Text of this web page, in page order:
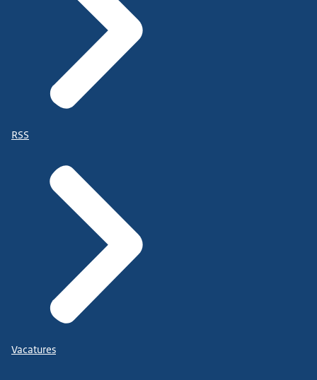
RSS
Vacatures